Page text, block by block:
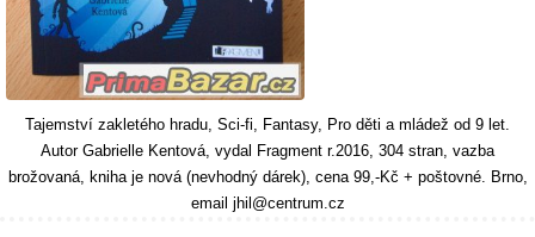
Tajemství zakletého hradu, Sci-fi, Fantasy, Pro děti a mládež od 9 let.
Autor Gabrielle Kentová, vydal Fragment r.2016, 304 stran, vazba
brožovaná, kniha je nová (nevhodný dárek), cena 99,-Kč + poštovné. Brno,
email jhil@centrum.cz